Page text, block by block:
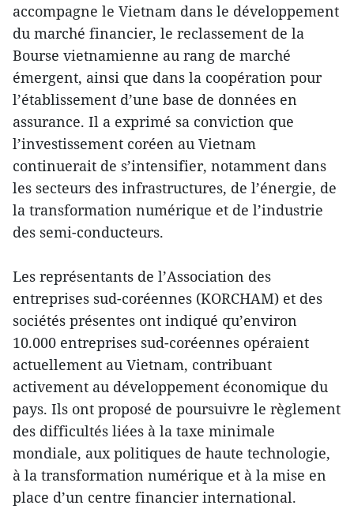
accompagne le Vietnam dans le développement
du marché financier, le reclassement de la
Bourse vietnamienne au rang de marché
émergent, ainsi que dans la coopération pour
l’établissement d’une base de données en
assurance. Il a exprimé sa conviction que
l’investissement coréen au Vietnam
continuerait de s’intensifier, notamment dans
les secteurs des infrastructures, de l’énergie, de
la transformation numérique et de l’industrie
des semi-conducteurs.
Les représentants de l’Association des
entreprises sud-coréennes (KORCHAM) et des
sociétés présentes ont indiqué qu’environ
10.000 entreprises sud-coréennes opéraient
actuellement au Vietnam, contribuant
activement au développement économique du
pays. Ils ont proposé de poursuivre le règlement
des difficultés liées à la taxe minimale
mondiale, aux politiques de haute technologie,
à la transformation numérique et à la mise en
place d’un centre financier international.